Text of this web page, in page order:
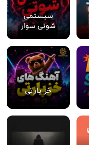
سیستمی
شوتی سوار
خز پارتی